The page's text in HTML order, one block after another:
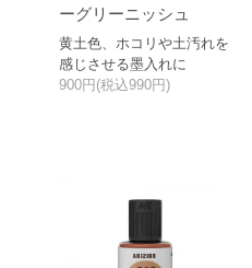
ーグリーニッシュ
黄土色、ホコリや土汚れを
感じさせる墨入れに
900円(税込990円)